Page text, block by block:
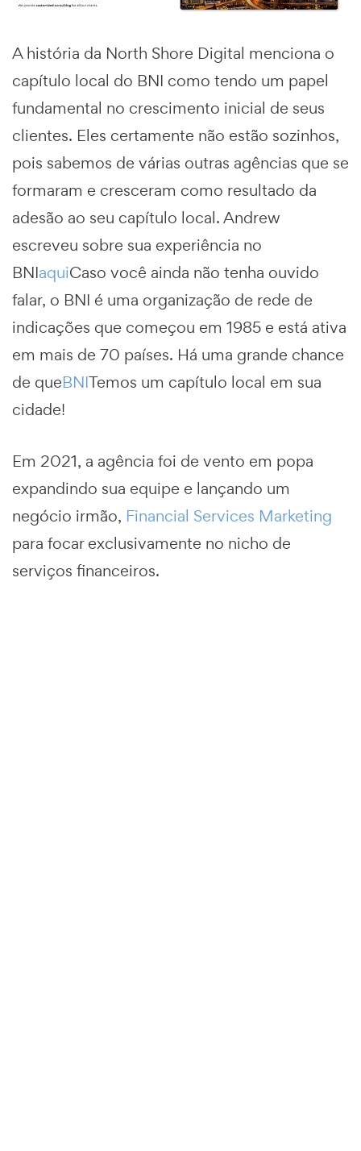
A história da North Shore Digital menciona o
capítulo local do BNI como tendo um papel
fundamental no crescimento inicial de seus
clientes. Eles certamente não estão sozinhos,
pois sabemos de várias outras agências que se
formaram e cresceram como resultado da
adesão ao seu capítulo local. Andrew
escreveu sobre sua experiência no
BNIaquiCaso você ainda não tenha ouvido
falar, o BNI é uma organização de rede de
indicações que começou em 1985 e está ativa
em mais de 70 países. Há uma grande chance
de queBNITemos um capítulo local em sua
cidade!
Em 2021, a agência foi de vento em popa
expandindo sua equipe e lançando um
negócio irmão, Financial Services Marketing
para focar exclusivamente no nicho de
serviços financeiros.